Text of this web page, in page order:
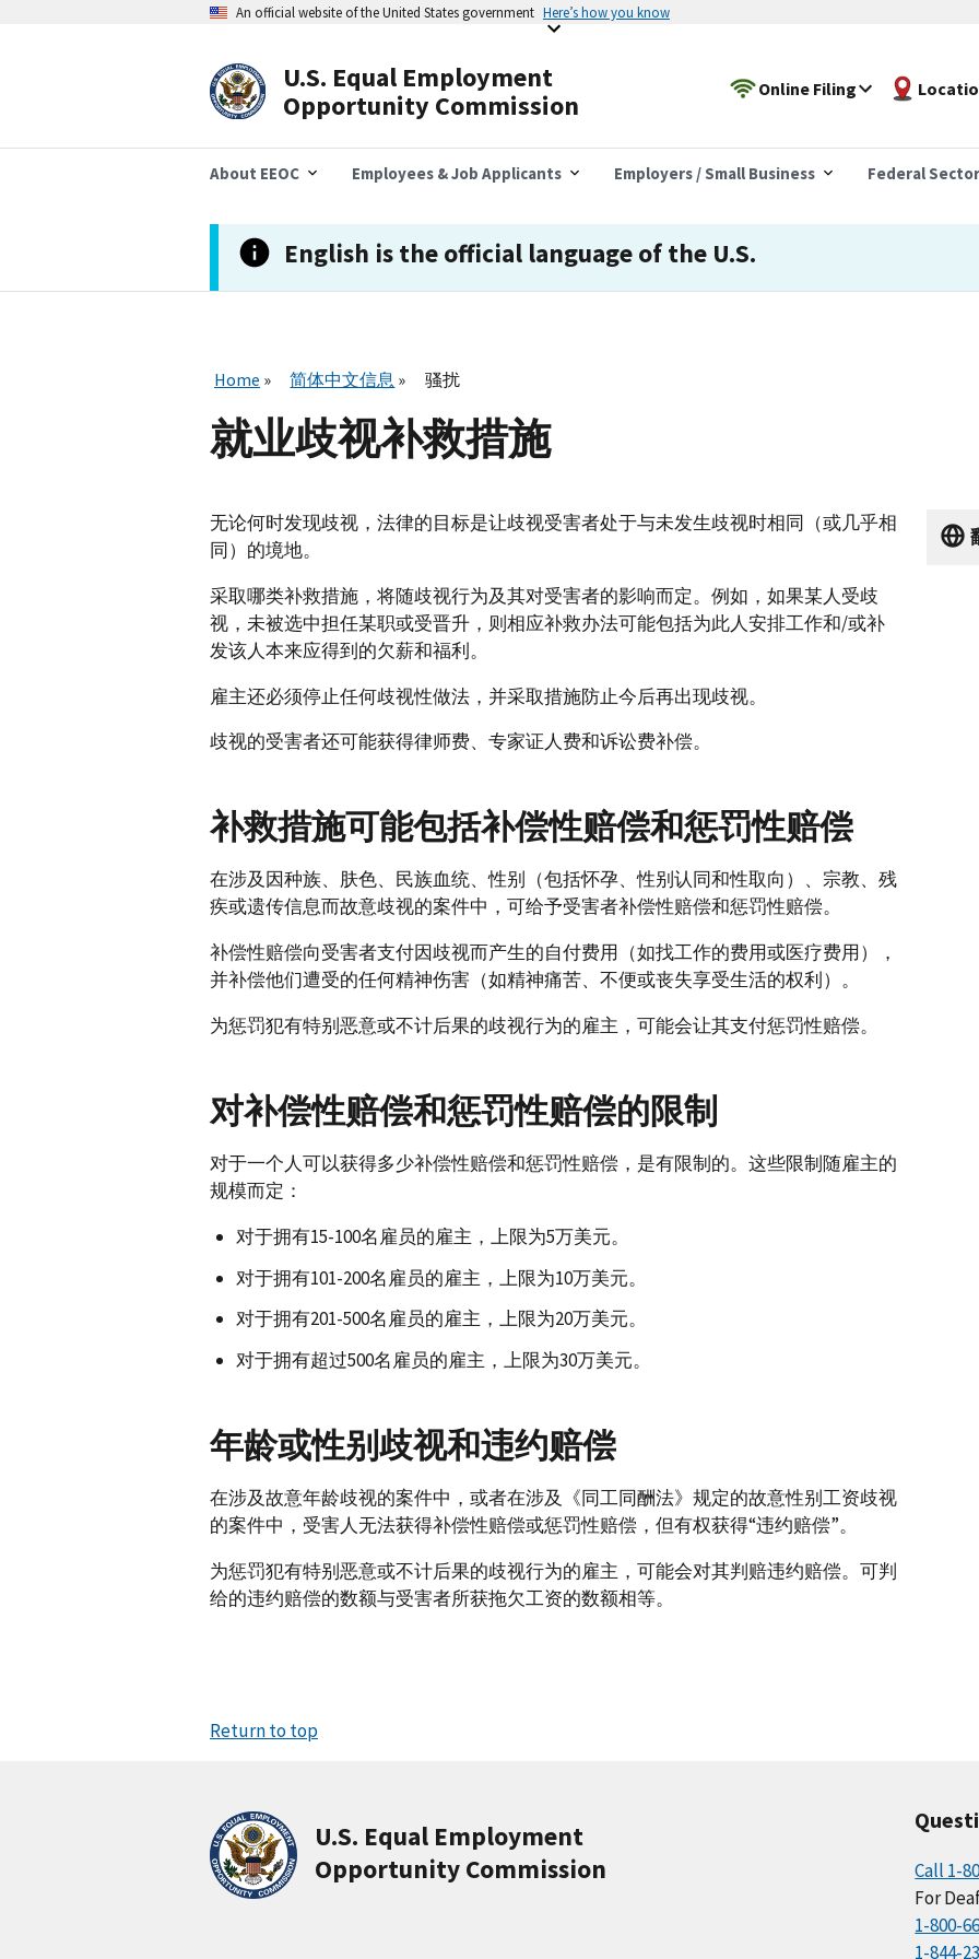
An official website of the United States government Here’s how you know
U.S. Equal Employment
Opportunity Commission
Online Filing
About EEOC Employees & Job Applicants Employers / Small Business Federal Sector
English is the official language of the U.S.
Home 简体中文信息 骚扰
就业歧视补救措施
无论何时发现歧视，法律的目标是让歧视受害者处于与未发生歧视时相同（或几乎相
同）的境地。
采取哪类补救措施，将随歧视行为及其对受害者的影响而定。例如，如果某人受歧
视，未被选中担任某职或受晋升，则相应补救办法可能包括为此人安排工作和/或补
发该人本来应得到的欠薪和福利。
雇主还必须停止任何歧视性做法，并采取措施防止今后再出现歧视。
歧视的受害者还可能获得律师费、专家证人费和诉讼费补偿。
补救措施可能包括补偿性赔偿和惩罚性赔偿
在涉及因种族、肤色、民族血统、性别（包括怀孕、性别认同和性取向）、宗教、残
疾或遗传信息而故意歧视的案件中，可给予受害者补偿性赔偿和惩罚性赔偿。
补偿性赔偿向受害者支付因歧视而产生的自付费用（如找工作的费用或医疗费用），
并补偿他们遭受的任何精神伤害（如精神痛苦、不便或丧失享受生活的权利）。
为惩罚犯有特别恶意或不计后果的歧视行为的雇主，可能会让其支付惩罚性赔偿。
对补偿性赔偿和惩罚性赔偿的限制
对于一个人可以获得多少补偿性赔偿和惩罚性赔偿，是有限制的。这些限制随雇主的
规模而定：
对于拥有15-100名雇员的雇主，上限为5万美元。
对于拥有101-200名雇员的雇主，上限为10万美元。
对于拥有201-500名雇员的雇主，上限为20万美元。
对于拥有超过500名雇员的雇主，上限为30万美元。
年龄或性别歧视和违约赔偿
在涉及故意年龄歧视的案件中，或者在涉及《同工同酬法》规定的故意性别工资歧视
的案件中，受害人无法获得补偿性赔偿或惩罚性赔偿，但有权获得“违约赔偿”。
为惩罚犯有特别恶意或不计后果的歧视行为的雇主，可能会对其判赔违约赔偿。可判
给的违约赔偿的数额与受害者所获拖欠工资的数额相等。
Return to top
U.S. Equal Employment
Opportunity Commission
Call 1-
For
1-800-
1-844-